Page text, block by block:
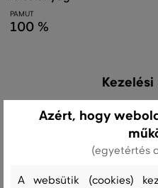
PAMUT
100 %
Azért, hogy
(egyetértés
A websütik (cookies)